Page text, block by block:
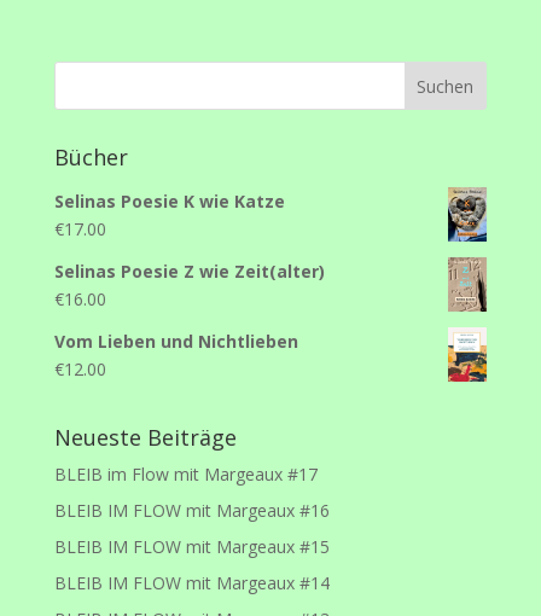
Bücher
Selinas Poesie K wie Katze
€17.00
Selinas Poesie Z wie Zeit(alter)
€16.00
Vom Lieben und Nichtlieben
€12.00
Neueste Beiträge
BLEIB im Flow mit Margeaux #17
BLEIB IM FLOW mit Margeaux #16
BLEIB IM FLOW mit Margeaux #15
BLEIB IM FLOW mit Margeaux #14